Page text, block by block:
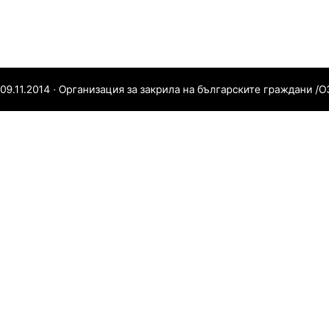
09.11.2014 · Организация за закрила на българските граждани /